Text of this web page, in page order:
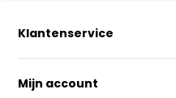
Klantenservice
Mijn account